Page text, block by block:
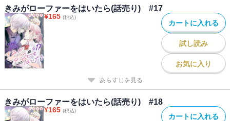
きみがローファーをはいたら(話売り) #17
¥165 (税込)
カートに入れる
試し読み
お気に入り
あらすじを見る
きみがローファーをはいたら(話売り) #18
¥165 (税込)
カートに入れる